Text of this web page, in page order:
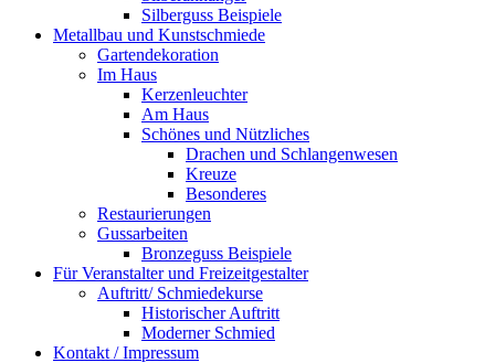
Silberguss Beispiele
Metallbau und Kunstschmiede
Gartendekoration
Im Haus
Kerzenleuchter
Am Haus
Schönes und Nützliches
Drachen und Schlangenwesen
Kreuze
Besonderes
Restaurierungen
Gussarbeiten
Bronzeguss Beispiele
Für Veranstalter und Freizeitgestalter
Auftritt/ Schmiedekurse
Historischer Auftritt
Moderner Schmied
Kontakt / Impressum